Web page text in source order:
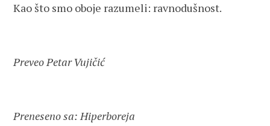
Kao što smo oboje razumeli: ravnodušnost.
Preveo Petar Vujičić
Preneseno sa: Hiperboreja